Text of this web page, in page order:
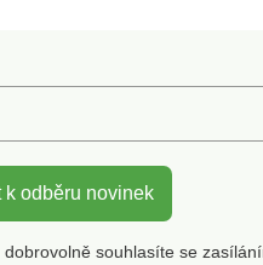
k odběru novinek
dobrovolně souhlasíte se